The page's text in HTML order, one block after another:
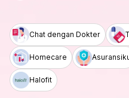
Chat dengan Dokter
Homecare
Halofit